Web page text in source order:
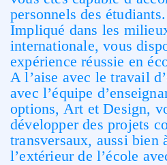
personnels des étudiants.
Impliqué dans les
internationale, vous
expérience réussie en
A l’aise avec le travail
avec l’équipe
options, Art et Design,
développer des projets
transversaux, aussi bien
l’extérieur de l’école